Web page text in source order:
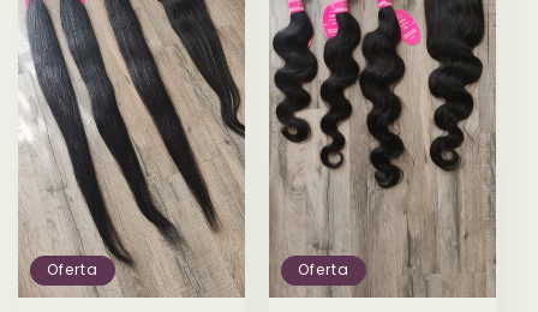
Oferta Oferta